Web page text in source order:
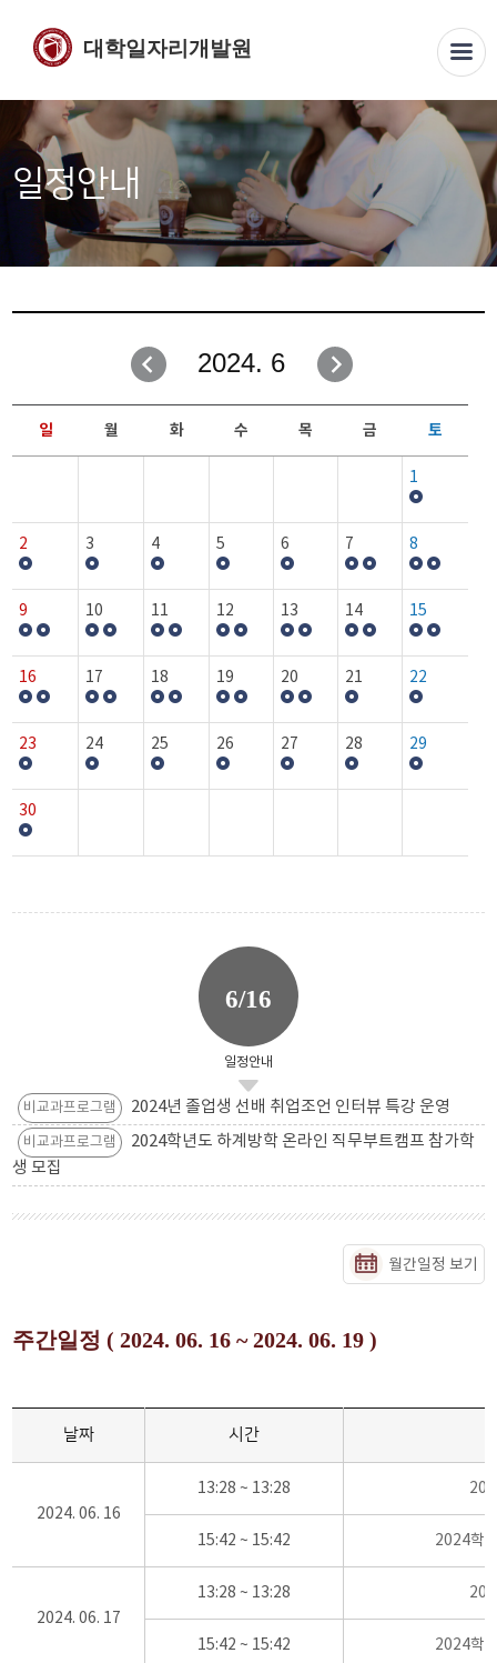
대학일자리개발원
일정안내
2024. 6
일 월 화 수 목 금 토
1
2 3 4 5 6 7 8
9 10 11 12 13 14 15
16 17 18 19 20 21 22
23 24 25 26 27 28 29
30
6/16
일정안내
비교과프로그램 2024년 졸업생 선배 취업조언 인터뷰 특강 운영
비교과프로그램
2024학년도 하계방학 온라인 직무부트캠프 참가학
생 모집
월간일정 보기
주간일정 ( 2024. 06. 16 ~ 2024. 06. 19 )
날짜 시간
2024. 06. 16
13:28 ~ 13:28
15:42 ~ 15:42 2024학
2024. 06. 17
13:28 ~ 13:28
15:42 ~ 15:42 2024학